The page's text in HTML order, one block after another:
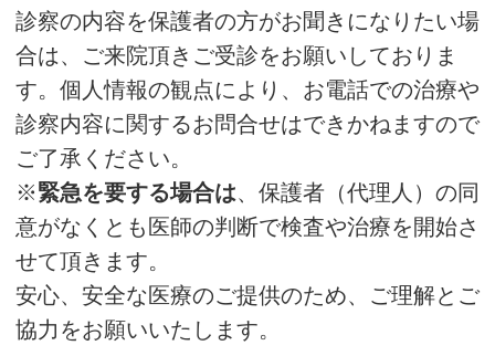
診察の内容を保護者の方がお聞きになりたい場
合は、ご来院頂きご受診をお願いしておりま
す。個人情報の観点により、お電話での治療や
診察内容に関するお問合せはできかねますので
ご了承ください。
※緊急を要する場合は、保護者（代理人）の同
意がなくとも医師の判断で検査や治療を開始さ
せて頂きます。
安心、安全な医療のご提供のため、ご理解とご
協力をお願いいたします。